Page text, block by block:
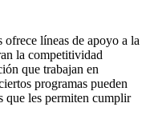
líneas de apoyo a la
la competitividad
que trabajan en
programas pueden
que les permiten cumplir